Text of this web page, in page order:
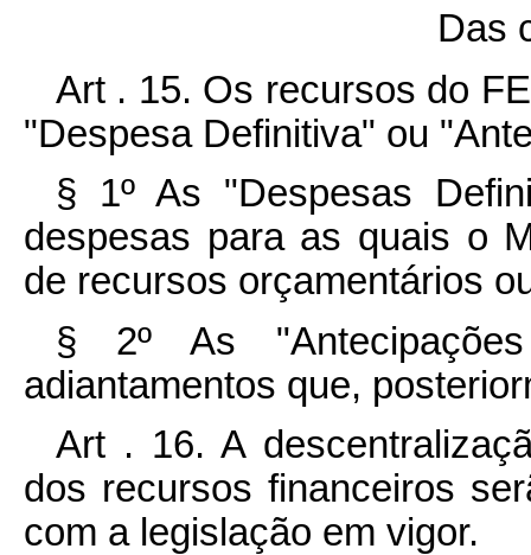
Das
Art . 15. Os recursos do
"Despesa Definitiva" ou
§ 1º As "Despesas
despesas para as quais o
de recursos orçamentários
§ 2º As
adiantamentos que,
Art . 16. A
dos recursos financeiros
com a legislação em vigor.